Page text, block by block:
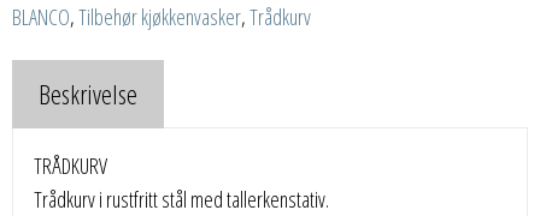
BLANCO,Tilbehør kjøkkenvasker,Trådkurv
Beskrivelse
TRÅDKURV
Trådkurv i rustfritt stål med tallerkenstativ.